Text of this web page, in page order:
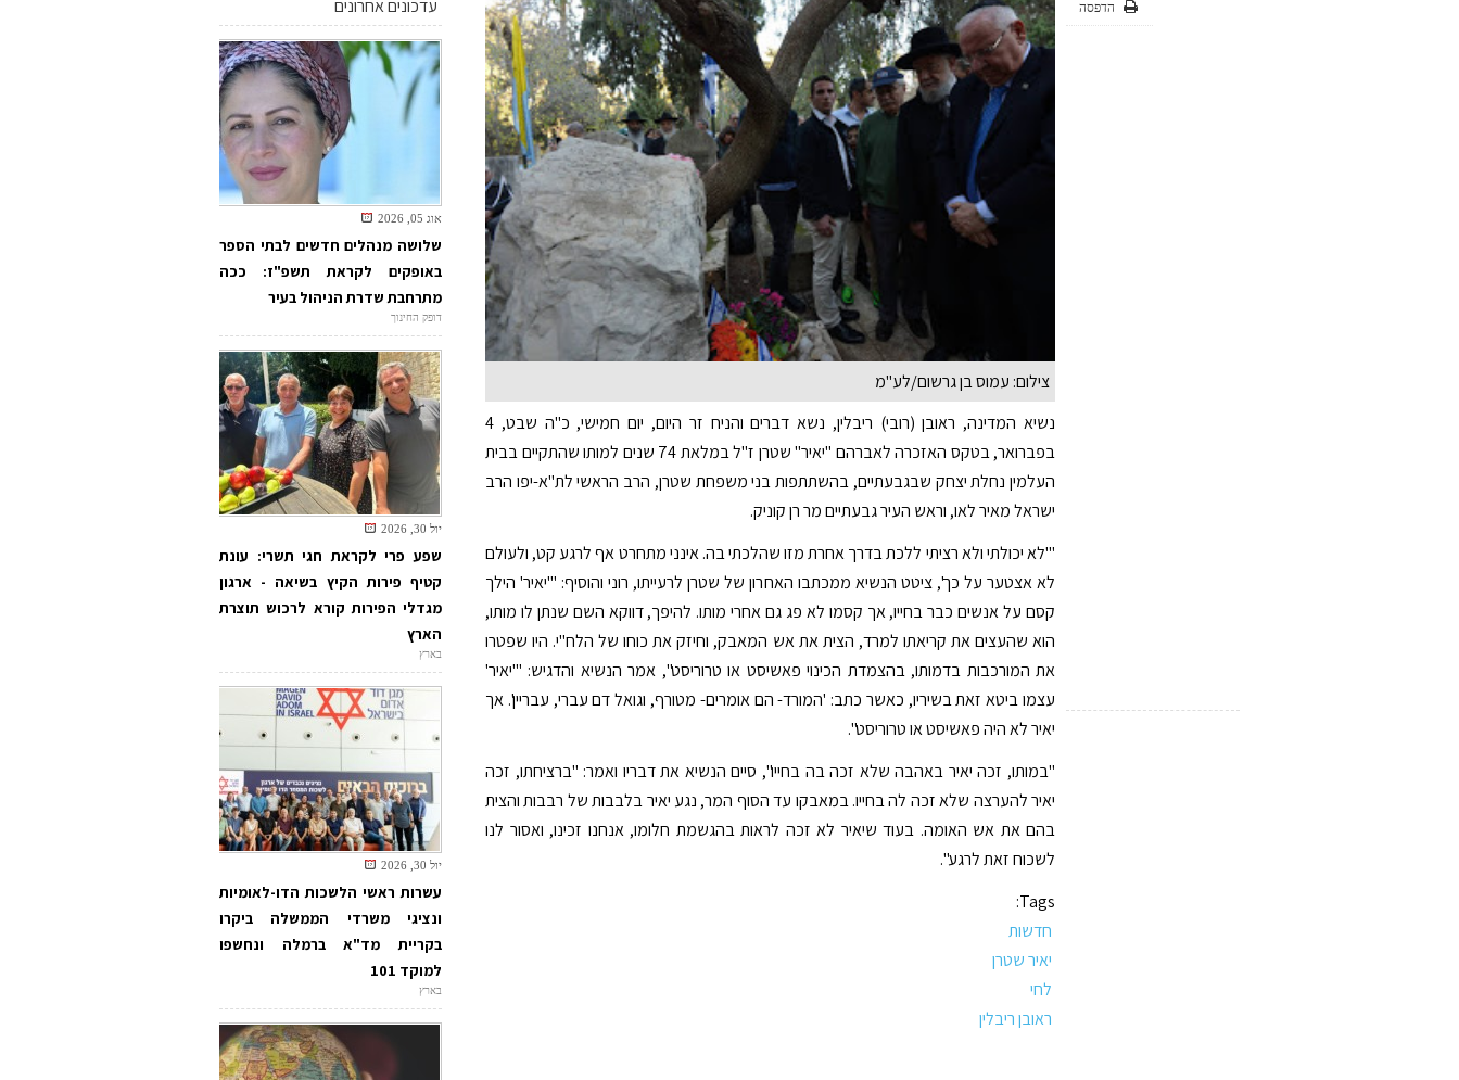
הדפסה
צילום: עמוס בן גרשום/לע"מ
נשיא המדינה, ראובן (רובי) ריבלין, נשא דברים והניח זר היום, יום חמישי, כ"ה שבט, 4
בפברואר, בטקס האזכרה לאברהם "יאיר" שטרן ז"ל במלאת 74 שנים למותו שהתקיים בבית
העלמין נחלת יצחק שבגבעתיים, בהשתתפות בני משפחת שטרן, הרב הראשי לת"א-יפו הרב
ישראל מאיר לאו, וראש העיר גבעתיים מר רן קוניק.
"'לא יכולתי ולא רציתי ללכת בדרך אחרת מזו שהלכתי בה. אינני מתחרט אף לרגע קט, ולעולם
לא אצטער על כך', ציטט הנשיא ממכתבו האחרון של שטרן לרעייתו, רוני והוסיף: "'יאיר' הילך
קסם על אנשים כבר בחייו, אך קסמו לא פג גם אחרי מותו. להיפך, דווקא השם שנתן לו מותו,
הוא שהעצים את קריאתו למרד, הצית את אש המאבק, וחיזק את כוחו של הלח"י. היו שפטרו
את המורכבות בדמותו, בהצמדת הכינוי פאשיסט או טרוריסט", אמר הנשיא והדגיש: "'יאיר'
עצמו ביטא זאת בשיריו, כאשר כתב: 'המורד- הם אומרים- מטורף, וגואל דם עברי, עבריין'. אך
יאיר לא היה פאשיסט או טרוריסט".
"במותו, זכה יאיר באהבה שלא זכה בה בחייו", סיים הנשיא את דבריו ואמר: "ברציחתו, זכה
יאיר להערצה שלא זכה לה בחייו. במאבקו עד הסוף המר, נגע יאיר בלבבות של רבבות והצית
בהם את אש האומה. בעוד שיאיר לא זכה לראות בהגשמת חלומו, אנחנו זכינו, ואסור לנו
לשכוח זאת לרגע".
Tags:
חדשות
יאיר שטרן
לחי
ראובן ריבלין
עדכונים אחרונים
אוג 05, 2026
שלושה מנהלים חדשים לבתי הספר
באופקים לקראת תשפ"ז: ככה
מתרחבת שדרת הניהול בעיר
דופק החינוך
יול 30, 2026
שפע פרי לקראת חגי תשרי: עונת
קטיף פירות הקיץ בשיאה - ארגון
מגדלי הפירות קורא לרכוש תוצרת
הארץ
בארץ
יול 30, 2026
עשרות ראשי הלשכות הדו-לאומיות
ונציגי משרדי הממשלה ביקרו
בקריית מד"א ברמלה ונחשפו
למוקד 101
בארץ